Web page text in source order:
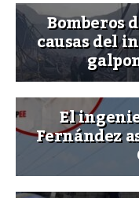
Bomberos
causas del
El
Fernández